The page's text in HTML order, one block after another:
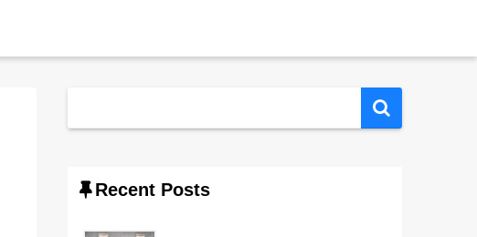
Recent Posts